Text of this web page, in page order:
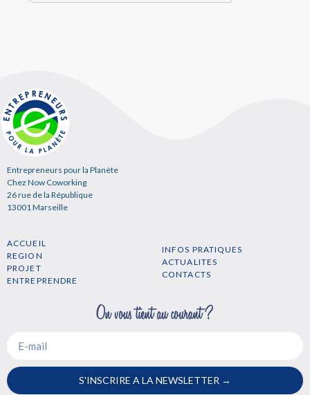
Entrepreneurs pour la Planète
Chez Now Coworking
26 rue de la République
13001 Marseille
ACCUEIL
REGION
PROJET
ENTREPRENDRE
INFOS PRATIQUES
ACTUALITES
CONTACTS
S'INSCRIRE A LA NEWSLETTER →